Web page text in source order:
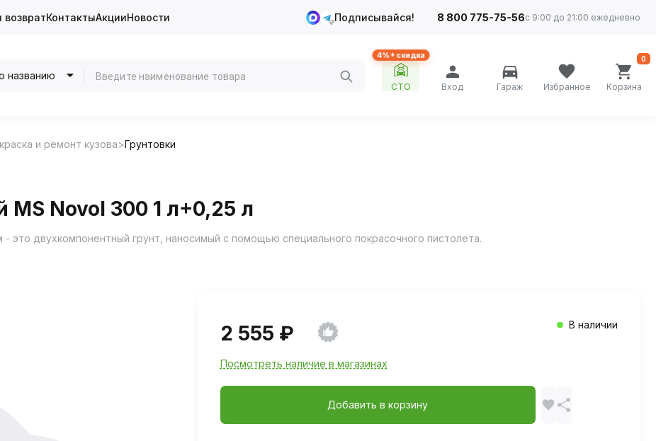
возвратКонтактыАкцииНовости Подписывайся! 8 800 775-75-56с 9:00 до 21:00 ежедневно
названию
4%+ скидка
СТО Вход Гараж Избранное Корзина
0
и ремонт кузова Грунтовки
Novol 300 1 л+0,25 л
это двухкомпонентный грунт, наносимый с помощью специального покрасочного пистолета.
2 555 ₽ В наличии
Посмотреть наличие в магазинах
Добавить в корзину